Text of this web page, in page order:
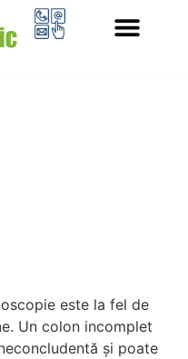
este la fel de
Un colon incomplet
și poate